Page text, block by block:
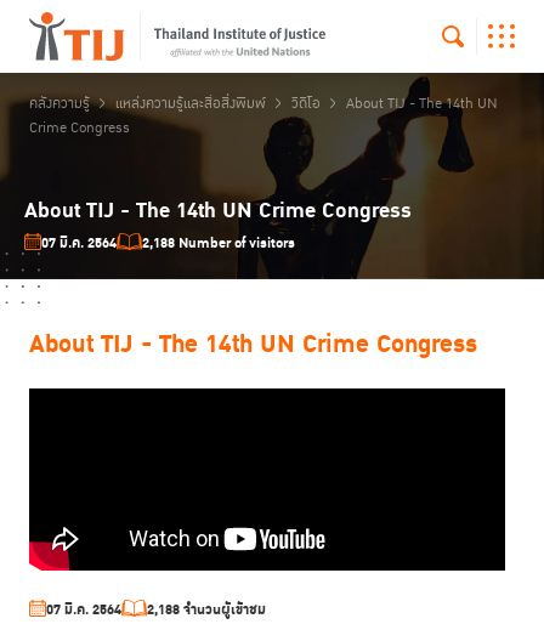
คลังความรู้ แหล่งความรู้และสื่อสิ่งพิมพ์ วิดีโอ
About TIJ - The 14th UN
Crime Congress
About TIJ - The 14th UN Crime Congress
07 มี.ค. 2564 2,188 Number of visitors
About TIJ - The 14th UN Crime Congress
07 มี.ค. 2564 2,188 จำนวนผู้เข้าชม